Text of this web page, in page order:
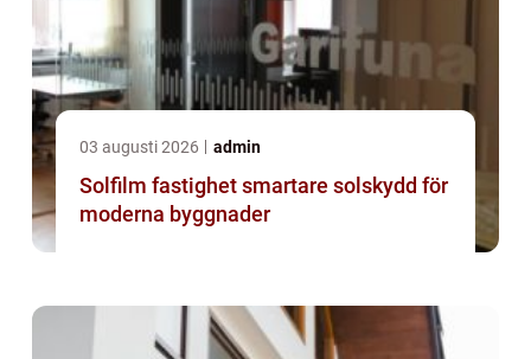
03 augusti 2026 admin
Solfilm fastighet smartare solskydd för
moderna byggnader